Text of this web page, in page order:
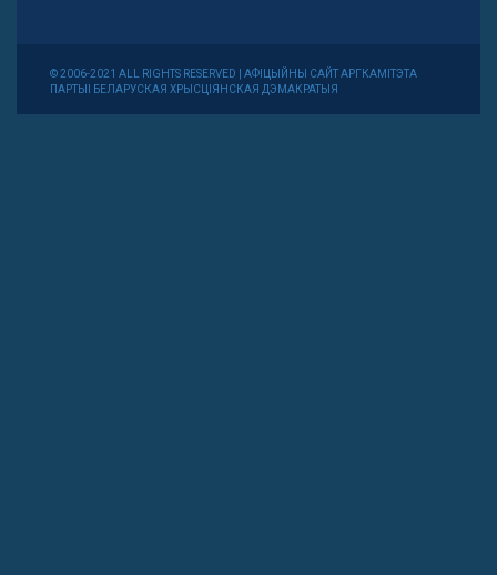
© 2006-2021 ALL RIGHTS RESERVED | АФІЦЫЙНЫ САЙТ АРГКАМІТЭТА
ПАРТЫІ БЕЛАРУСКАЯ ХРЫСЦІЯНСКАЯ ДЭМАКРАТЫЯ